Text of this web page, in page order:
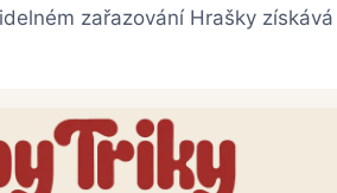
zařazování Hrašky